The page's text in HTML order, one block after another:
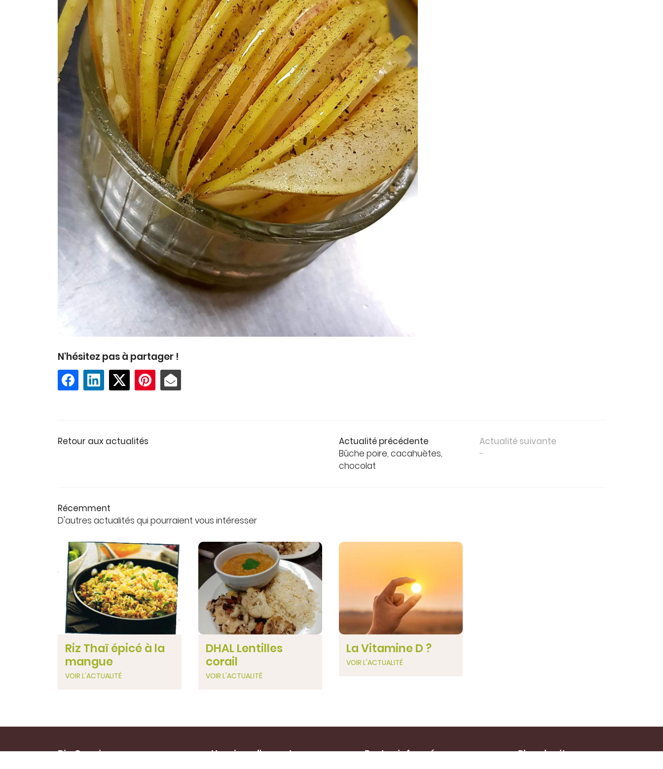
N'hésitez pas à partager !
Retour aux actualités
Actualité précédente
Bûche poire, cacahuètes,
chocolat
Actualité suivante
-
Récemment
D'autres actualités qui pourraient vous intéresser
Riz Thaï épicé à la
mangue
VOIR L'ACTUALITÉ
DHAL Lentilles
corail
VOIR L'ACTUALITÉ
La Vitamine D ?
VOIR L'ACTUALITÉ
Bio Conviv Horaires d'ouverture : Restez informés Plan du site